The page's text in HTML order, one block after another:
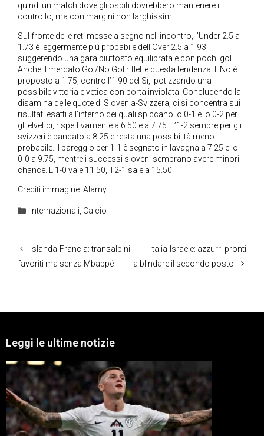
quindi un match dove gli ospiti dovrebbero mantenere il
controllo, ma con margini non larghissimi.
Sul fronte delle reti messe a segno nell’incontro, l’Under 2.5 a
1.73 è leggermente più probabile dell’Over 2.5 a 1.93,
suggerendo una gara piuttosto equilibrata e con pochi gol.
Anche il mercato Gol/No Gol riflette questa tendenza. Il No è
proposto a 1.75, contro l’1.90 del Sì, ipotizzando una
possibile vittoria elvetica con porta inviolata. Concludendo la
disamina delle quote di Slovenia-Svizzera, ci si concentra sui
risultati esatti all’interno dei quali spiccano lo 0-1 e lo 0-2 per
gli elvetici, rispettivamente a 6.50 e a 7.75. L’1-2 sempre per gli
svizzeri è bancato a 8.25 e resta una possibilità meno
probabile. Il pareggio per 1-1 è segnato in lavagna a 7.25 e lo
0-0 a 9.75, mentre i successi sloveni sembrano avere minori
chance. L’1-0 vale 11.50, il 2-1 sale a 15.50.
Crediti immagine: Alamy
Categorie
Internazionali, Calcio
Islanda-Francia: transalpini
favoriti ma senza Mbappé
Italia-Israele: azzurri pronti
a blindare il secondo posto
Leggi le ultime notizie